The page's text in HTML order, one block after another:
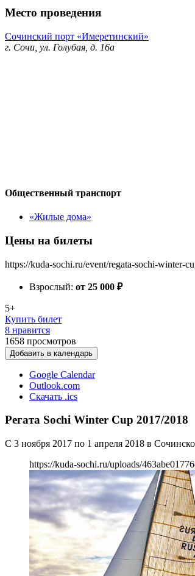
Место проведения
Сочинский порт «Имеретинский»
г. Сочи, ул. Голубая, д. 16а
Общественный транспорт
«Жилые дома»
Цены на билеты
https://kuda-sochi.ru/event/regata-sochi-winter-
Взрослый: от 25 000 ₽
5+
Купить билет
8 нравится
1658 просмотров
Добавить в календарь
Google Calendar
Outlook.com
Скачать .ics
Регата Sochi Winter Cup 2017/2018
С 3 ноября 2017 по 1 апреля 2018 в
https://kuda-sochi.ru/uploads/